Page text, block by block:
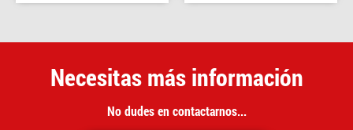
Necesitas más información
No dudes en contactarnos...